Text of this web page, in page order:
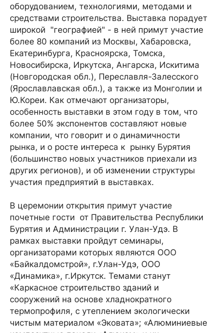
оборудованием, технологиями, методами и
средствами строительства. Выставка порадует
широкой "географией" - в ней примут участие
более 80 компаний из Москвы, Хабаровска,
Екатеринбурга, Красноярска, Томска,
Новосибирска, Иркутска, Ангарска, Искитима
(Новгородская обл.), Переславля-Залесского
(Ярославлавская обл.), а также из Монголии и
Ю.Кореи. Как отмечают организаторы,
особенность выставки в этом году в том, что
более 50% экспонентов составляют новые
компании, что говорит и о динамичности
рынка, и о росте интереса к рынку Бурятия
(большинство новых участников приехали из
других регионов), и об изменении структуры
участия предприятий в выставках.
В церемонии открытия примут участие
почетные гости от Правительства Республики
Бурятия и Администрации г. Улан-Удэ. В
рамках выставки пройдут семинары,
организаторами которых являются ООО
«Байкалдомстрой», г.Улан-Удэ, ООО
«Динамика», г.Иркутск. Темами станут
«Каркасное строительство зданий и
сооружений на основе хладнократного
термопрофиля, с утеплением экологически
чистым материалом «Эковата»; «Алюминиевые